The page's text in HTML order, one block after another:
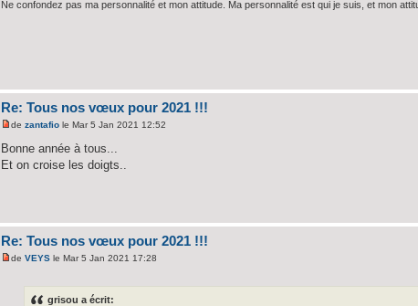
Ne confondez pas ma personnalité et mon attitude. Ma personnalité est qui je suis, et mon
Re: Tous nos vœux pour 2021 !!!
dezantafio le Mar 5 Jan 2021 12:52
Bonne année à tous...
Et on croise les doigts..
Re: Tous nos vœux pour 2021 !!!
deVEYS le Mar 5 Jan 2021 17:28
grisou a écrit: